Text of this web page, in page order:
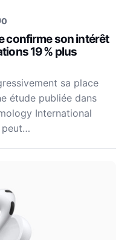
0
confirme son intérêt
19 % plus
sa place
étude publiée dans
International
peut…